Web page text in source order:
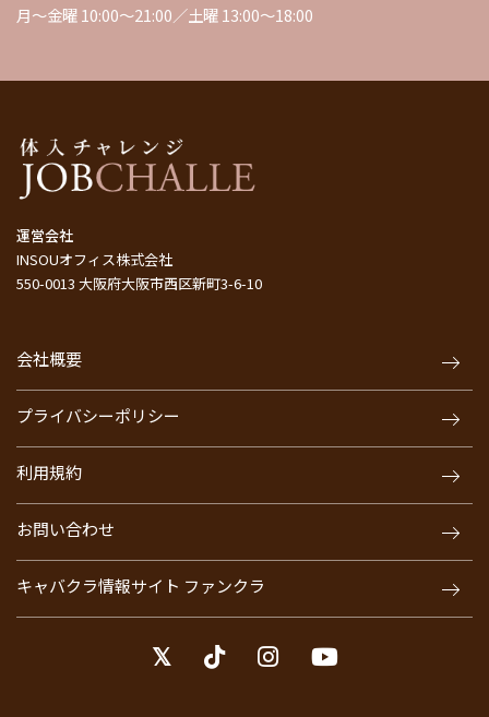
月～金曜 10:00～21:00／土曜 13:00～18:00
運営会社
INSOUオフィス株式会社
550-0013 大阪府大阪市西区新町3-6-10
会社概要
プライバシーポリシー
利用規約
お問い合わせ
キャバクラ情報サイト ファンクラ